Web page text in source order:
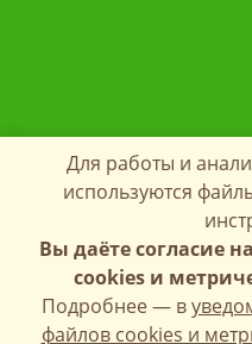
Для работы и
используются
Вы даёте согласие
cookies и
Подробнее — в
файлов cookies и